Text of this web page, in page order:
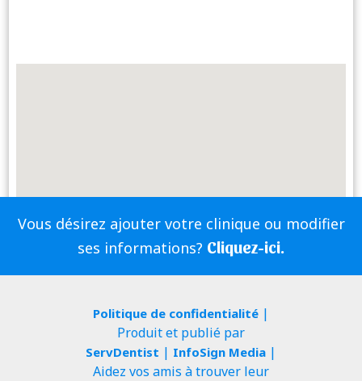
Vous désirez ajouter votre clinique ou modifier
ses informations? Cliquez-ici.
Politique de confidentialité|
Produit et publié par
ServDentist | InfoSign Media|
Aidez vos amis à trouver leur